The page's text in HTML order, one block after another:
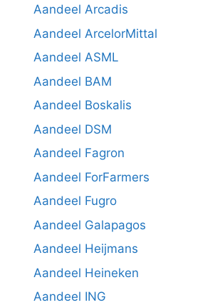
Aandeel Arcadis
Aandeel ArcelorMittal
Aandeel ASML
Aandeel BAM
Aandeel Boskalis
Aandeel DSM
Aandeel Fagron
Aandeel ForFarmers
Aandeel Fugro
Aandeel Galapagos
Aandeel Heijmans
Aandeel Heineken
Aandeel ING